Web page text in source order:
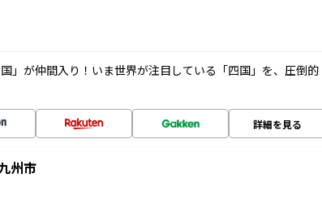
」が仲間入り！いま世界が注目している「四国」を、圧倒的
詳細を見る
州市